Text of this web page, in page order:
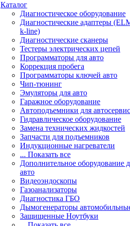
Каталог
Диагностическое оборудование
Диагностические адаптеры
k-line)
Диагностические сканеры
Тестеры электрических цепей
Программаторы для авто
Коррекция пробега
Программаторы ключей авто
Чип-тюнинг
Эмуляторы для авто
Гаражное оборудование
Автоподъемники для
Гидравлическое оборудование
Замена технических жидкостей
Запчасти для подъемников
Индукционные нагреватели
... Показать все
Дополнительное оборудование
авто
Видеоэндоскопы
Газоанализаторы
Диагностика ГБО
Дымогенераторы
Защищенные Ноутбуки